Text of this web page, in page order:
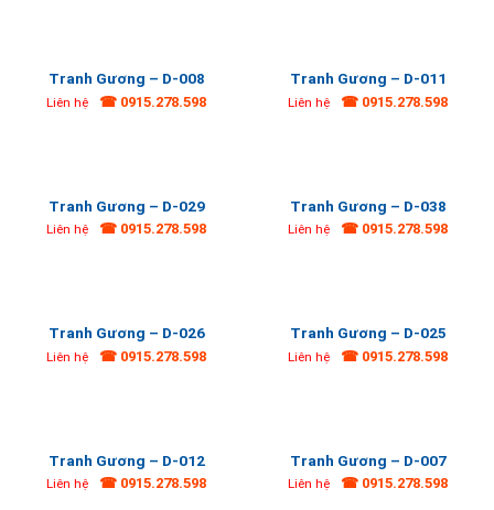
Tranh Gương – D-008
Liên hệ ☎ 0915.278.598
Tranh Gương – D-011
Liên hệ ☎ 0915.278.598
Tranh Gương – D-029
Liên hệ ☎ 0915.278.598
Tranh Gương – D-038
Liên hệ ☎ 0915.278.598
Tranh Gương – D-026
Liên hệ ☎ 0915.278.598
Tranh Gương – D-025
Liên hệ ☎ 0915.278.598
Tranh Gương – D-012
Liên hệ ☎ 0915.278.598
Tranh Gương – D-007
Liên hệ ☎ 0915.278.598